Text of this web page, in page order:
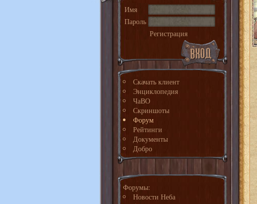
Имя
Пароль
Регистрация
Скачать клиент
Энциклопедия
ЧаВО
Скриншоты
Форум
Рейтинги
Документы
Добро
Форумы:
Новости Неба